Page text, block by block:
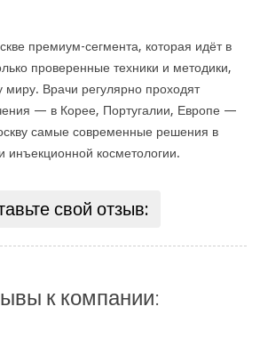
премиум-сегмента, которая идёт в
проверенные техники и методики,
Врачи регулярно проходят
— в Корее, Португалии, Европе —
самые современные решения в
инъекционной косметологии.
свой отзыв:
к компании: